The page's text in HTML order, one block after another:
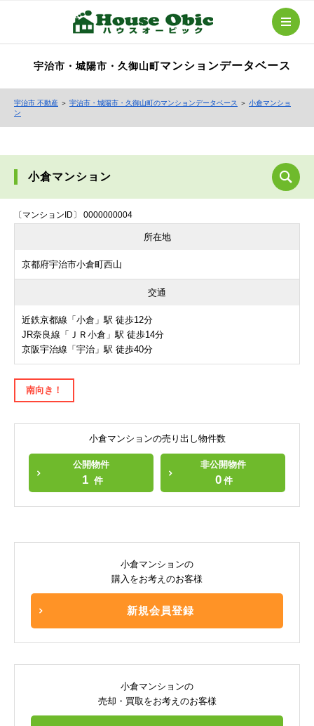
宇治市・城陽市・久御山町 マンションデータベース
宇治市 不動産 ＞ 宇治市・城陽市・久御山町のマンションデータベース ＞ 小倉マンショ
ン
小倉マンション
〔マンションID〕 0000000004
所在地
京都府宇治市小倉町西山
交通
近鉄京都線「小倉」駅 徒歩12分
JR奈良線「ＪＲ小倉」駅 徒歩14分
京阪宇治線「宇治」駅 徒歩40分
南向き！
小倉マンションの売り出し物件数
公開物件
1 件
非公開物件
0 件
小倉マンションの
購入をお考えのお客様
新規会員登録
小倉マンションの
売却・買取をお考えのお客様